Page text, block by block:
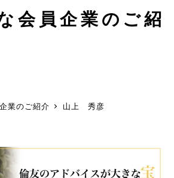
会員企業のご紹
業のご紹介 山上 秀彦